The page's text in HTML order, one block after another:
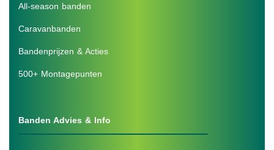
All-season banden
Caravanbanden
Bandenprijzen & Acties
500+ Montagepunten
Banden Advies & Info